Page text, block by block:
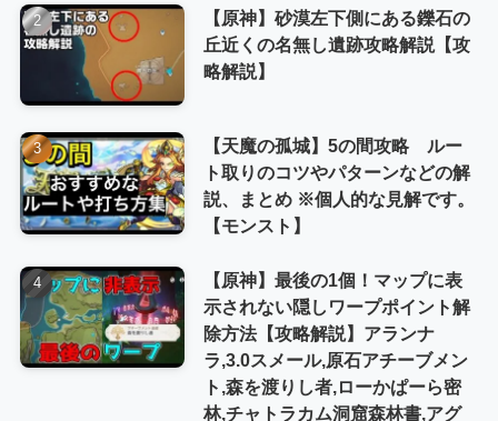
【原神】砂漠左下側にある鑠石の
丘近くの名無し遺跡攻略解説【攻
略解説】
【天魔の孤城】5の間攻略 ルー
ト取りのコツやパターンなどの解
説、まとめ ※個人的な見解です。
【モンスト】
【原神】最後の1個！マップに表
示されない隠しワープポイント解
除方法【攻略解説】アランナ
ラ,3.0スメール,原石アチーブメン
ト,森を渡りし者,ローかぱーら密
林,チャトラカム洞窟森林書,アグ